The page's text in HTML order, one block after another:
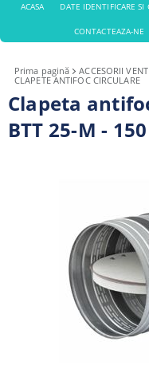
ACASA DATE IDENTIFICARE SI
CONTACTEAZA-NE
Prima pagină ACCESORII
CLAPETE ANTIFOC CIRCULARE
Clapeta
BTT 25-M -